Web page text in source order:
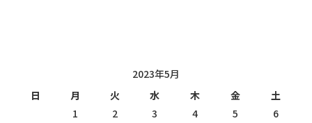
2023年5月
日
月 火 水 木 金 土
1 2 3 4 5
6